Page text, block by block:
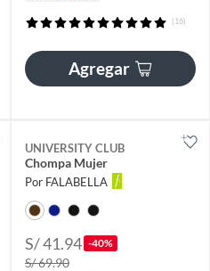
(16)
Agregar
UNIVERSITY CLUB
Chompa Mujer
Por FALABELLA
S/ 41.94 -40%
S/ 69.90